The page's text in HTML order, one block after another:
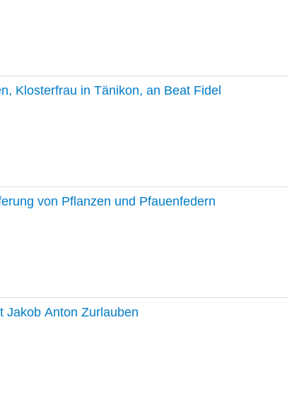
Klosterfrau in Tänikon, an Beat Fidel
von Pflanzen und Pfauenfedern
Jakob Anton Zurlauben